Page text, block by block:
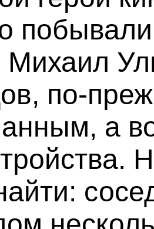
Михаил
по-
а